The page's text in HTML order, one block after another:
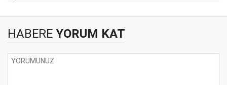
HABERE YORUM KAT